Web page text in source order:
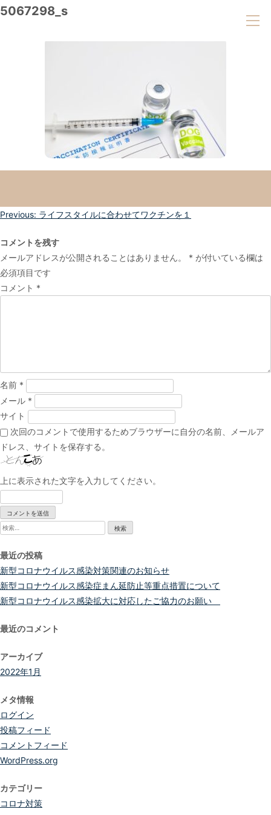
5067298_s
投
ナ
ビ
ゲ
ー
Previous: ライフスタイルに合わせてワクチンを１
コメントを残す
メールアドレスが公開されることはありません。
* が付いている欄は
必須項目です
コメント *
名前 *
メール *
サイト
次回のコメントで使用するためブラウザーに自分の名前、メールア
ドレス、サイトを保存する。
上に表示された文字を入力してください。
検
最近の投稿
新型コロナウイルス感染対策関連のお知らせ
新型コロナウイルス感染症まん延防止等重点措置について
新型コロナウイルス感染拡大に対応したご協力のお願い
最近のコメント
アーカイブ
2022年1月
メタ情報
ログイン
投稿フィード
コメントフィード
WordPress.org
カテゴリー
コロナ対策